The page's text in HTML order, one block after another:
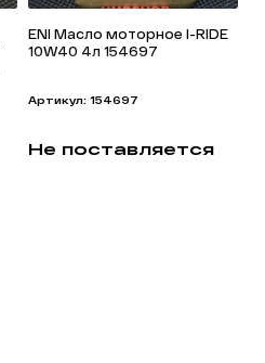
ENI Масло моторное I-RIDE
10W40 4л 154697
Артикул: 154697
Не поставляется